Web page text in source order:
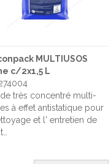
MULTIUSOS
c/2x1,5 L
très concentré multi-
à effet antistatique pour
et l' entretien de